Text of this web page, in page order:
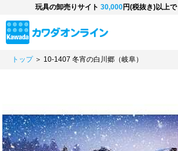
玩具の卸売りサイト 30,000円(税抜き)以上で
トップ＞ 10-1407 冬宵の白川郷（岐阜）